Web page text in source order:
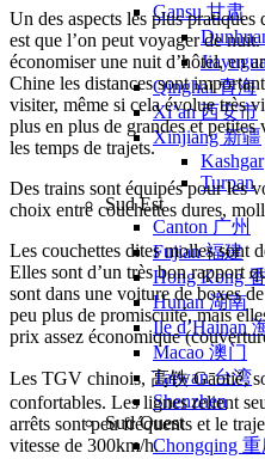
Gansu 甘肃
Qinghai 青海
Xi’an 西安市
Xinjiang 新疆
Kashgar
Turpan
Sud Est
Canton 广州
Fujian 福建
Hong Kong
Hunan 湖南
Ile d’Hainan
Macao 澳门
Taïwan 台湾
Shenzhen
Sud Ouest
Chongqing
Un des aspects les plus pratiques
est que l’on peut voyager de
économiser une nuit d’hôtel, en
Chine les distances sont
visiter, même si cela évolue très
plus en plus de grandes et
les temps de trajets.
Des trains sont équipés pour les
choix entre couchettes dures,
Les couchettes dites molles sont
Elles sont d’un très bon rapport
sont dans une voiture de boxes
peu plus de promiscuité, mais
prix assez économique
Les TGV chinois, 高铁 Gāotiě,
confortables. Les lignes relient
arrêts sont peu fréquents et le
vitesse de 300km/h.